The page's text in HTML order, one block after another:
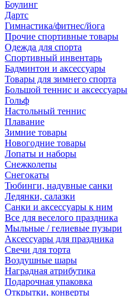
Боулинг
Дартс
Гимнастика/фитнес/йога
Прочие спортивные товары
Одежда для спорта
Спортивный инвентарь
Бадминтон и аксессуары
Товары для зимнего спорта
Большой теннис и аксессуары
Гольф
Настольный теннис
Плавание
Зимние товары
Новогодние товары
Лопаты и наборы
Снежколепы
Снегокаты
Тюбинги, надувные санки
Ледянки, салазки
Санки и аксессуары к ним
Все для веселого праздника
Мыльные / гелиевые пузыри
Аксессуары для праздника
Свечи для торта
Воздушные шары
Наградная атрибутика
Подарочная упаковка
Открытки, конверты